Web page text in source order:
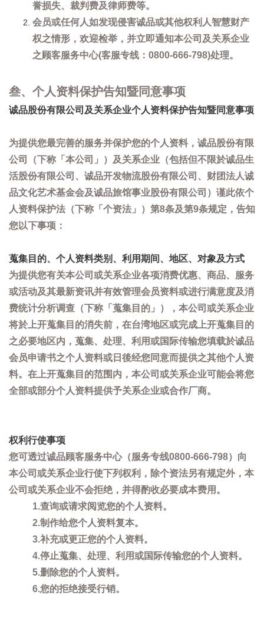
誉损失、裁判费及律师费等。
会员或任何人如发现侵害诚品或其他权利人智慧财产
权之情形，欢迎检举，并立即通知本公司及关系企业
之顾客服务中心(客服专线：0800-666-798)处理。
叁、个人资料保护告知暨同意事项
诚品股份有限公司及关系企业个人资料保护告知暨同意事项
为提供您最完善的服务并保护您的个人资料，诚品股份有限
公司（下称「本公司」）及关系企业（包括但不限於诚品生
活股份有限公司、诚品开发物流股份有限公司、财团法人诚
品文化艺术基金会及诚品旅馆事业股份有限公司）谨此依个
人资料保护法（下称「个资法」）第8条及第9条规定，告知
您以下事项：
蒐集目的、个人资料类别、利用期间、地区、对象及方式
为提供您有关本公司或关系企业各项消费优惠、商品、服务
或活动及其最新资讯并有效管理会员资料或进行满意度及消
费统计分析调查（下称「蒐集目的」），本公司或关系企业
将於上开蒐集目的消失前，在台湾地区或完成上开蒐集目的
之必要地区内，蒐集、处理、利用或国际传输您填载於诚品
会员申请书之个人资料或日後经您同意而提供之其他个人资
料。在上开蒐集目的范围内，本公司或关系企业可能会将您
全部或部分个人资料提供予关系企业或合作厂商。
权利行使事项
您可透过诚品顾客服务中心（服务专线0800-666-798）向
本公司或关系企业行使下列权利，除个资法另有规定外，本
公司或关系企业不会拒绝，并得酌收必要成本费用。
1.查询或请求阅览您的个人资料。
2.制作给您个人资料复本。
3.补充或更正您的个人资料。
4.停止蒐集、处理、利用或国际传输您的个人资料。
5.删除您的个人资料。
6.您的拒绝接受行销。